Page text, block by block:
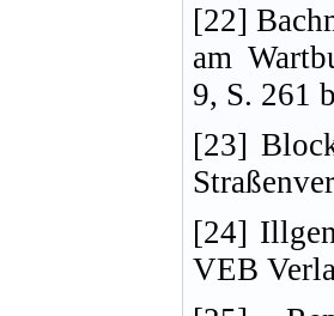
[22]
am
9, S. 261
[23]
[24]
VEB